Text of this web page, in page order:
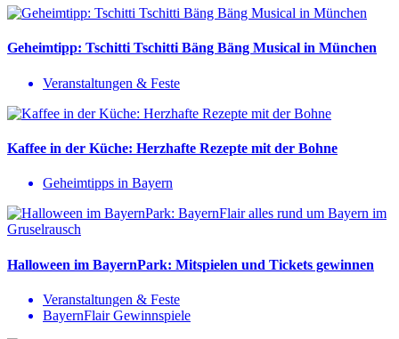
Geheimtipp: Tschitti Tschitti Bäng Bäng Musical in München
Veranstaltungen & Feste
Kaffee in der Küche: Herzhafte Rezepte mit der Bohne
Geheimtipps in Bayern
Halloween im BayernPark: Mitspielen und Tickets gewinnen
Veranstaltungen & Feste
BayernFlair Gewinnspiele